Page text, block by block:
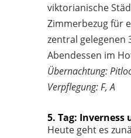
viktorianische
Zimmerbezug für
zentral gelegenen
Abendessen im
Übernachtung:
Verpflegung: F, A
5. Tag: Inverness
Heute geht es